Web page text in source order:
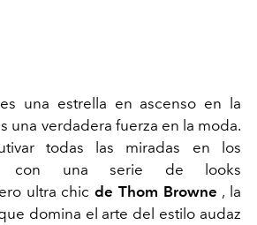
una estrella en ascenso en la
una verdadera fuerza en la moda.
todas las miradas en los
con una serie de looks
ultra chic de Thom Browne , la
domina el arte del estilo audaz